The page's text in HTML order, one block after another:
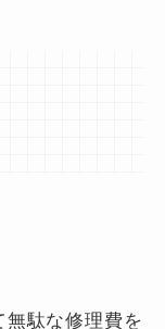
無駄な修理費を